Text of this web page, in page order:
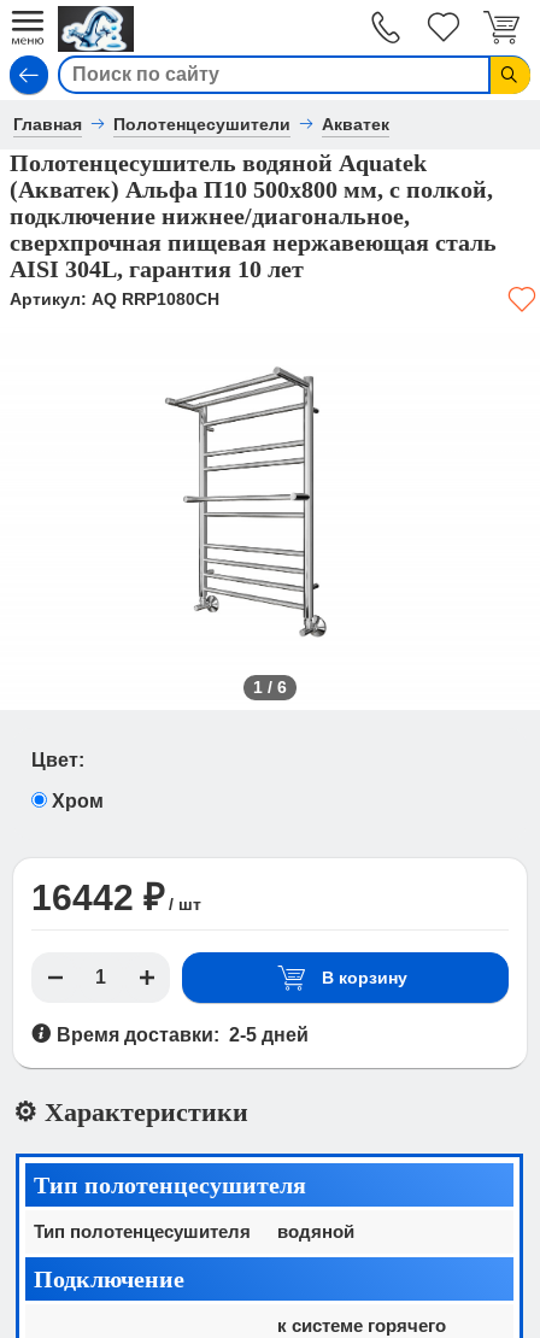
Главная Полотенцесушители Акватек
Полотенцесушитель водяной Aquatek
(Акватек) Альфа П10 500х800 мм, с полкой,
подключение нижнее/диагональное,
сверхпрочная пищевая нержавеющая сталь
AISI 304L, гарантия 10 лет
Артикул: AQ RRP1080CH
1 / 6
Цвет:
Хром
16442 ₽ / шт
В корзину
Время доставки: 2-5 дней
⚙️ Характеристики
Тип полотенцесушителя
Тип полотенцесушителя водяной
Подключение
к системе горячего